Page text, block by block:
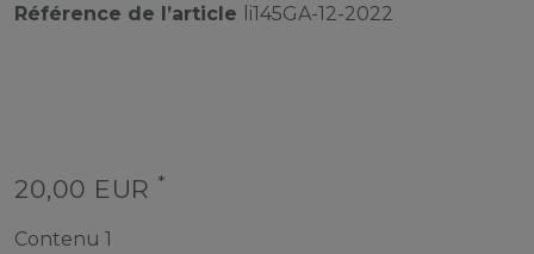
Référence de l’article li145GA-12-2022
20,00 EUR *
Contenu 1